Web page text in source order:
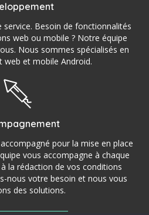
Besoin de fonctionnalités
web ou mobile ? Notre équipe
Nous sommes spécialisés en
web et mobile Android.
pour la mise en place
vous accompagne à chaque
la rédaction de vos conditions
nous votre besoin et nous vous
des solutions.